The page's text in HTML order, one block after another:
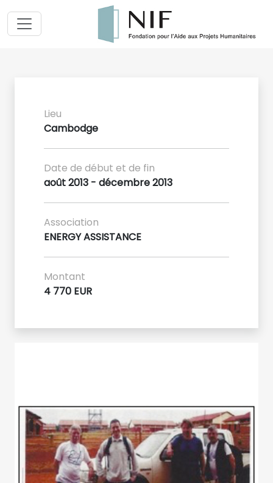
Lieu
Cambodge
Date de début et de fin
août 2013 - décembre 2013
Association
ENERGY ASSISTANCE
Montant
4 770 EUR